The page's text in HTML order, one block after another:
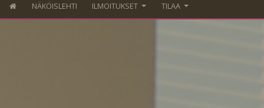
NÄKÖISLEHTI ILMOITUKSET TILAA